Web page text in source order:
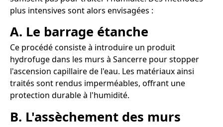
plus intensives sont alors envisagées :
A. Le barrage étanche
Ce procédé consiste à introduire un produit
hydrofuge dans les murs à Sancerre pour stopper
l'ascension capillaire de l'eau. Les matériaux ainsi
traités sont rendus imperméables, offrant une
protection durable à l'humidité.
B. L'assèchement des murs